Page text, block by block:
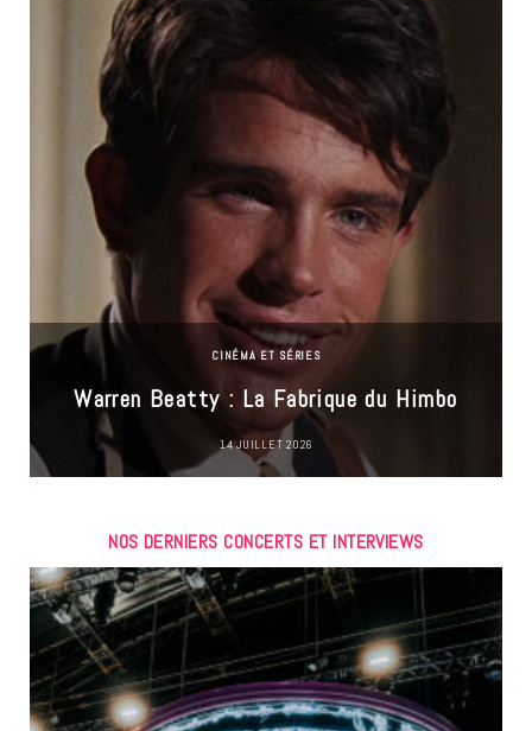
CINÉMA ET SÉRIES
Warren Beatty : La Fabrique du Himbo
14 JUILLET 2026
NOS DERNIERS CONCERTS ET INTERVIEWS